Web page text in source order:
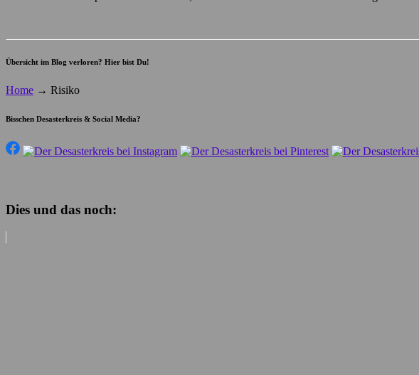
Übersicht im Blog verloren? Hier bist Du!
Home → Risiko
Bisschen Desasterkreis & Social Media?
Dies und das noch: